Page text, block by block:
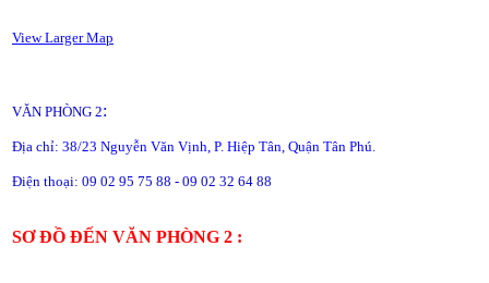
View Larger Map
VĂN PHÒNG 2:
Địa chỉ: 38/23 Nguyễn Văn Vịnh, P. Hiệp Tân, Quận Tân Phú.
Điện thoại: 09 02 95 75 88 - 09 02 32 64 88
SƠ ĐỒ ĐẾN VĂN PHÒNG 2 :